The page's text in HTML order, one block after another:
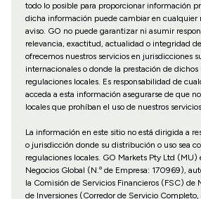
todo lo posible para proporcionar información
dicha información puede cambiar en cualquier
aviso. GO no puede garantizar ni asumir
relevancia, exactitud, actualidad o integridad
ofrecemos nuestros servicios en jurisdicciones
internacionales o donde la prestación de dichos
regulaciones locales. Es responsabilidad de
acceda a esta información asegurarse de que
locales que prohíban el uso de nuestros
La información en este sitio no está dirigida a
o jurisdicción donde su distribución o uso sea
regulaciones locales. GO Markets Pty Ltd (MU)
Negocios Global (N.º de Empresa: 170969),
la Comisión de Servicios Financieros (FSC) de
de Inversiones (Corredor de Servicio